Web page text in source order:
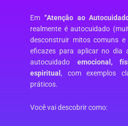
Em “Atenção ao
realmente é autocuidado
desconstruir mitos comuns
eficazes para aplicar no dia
autocuidado emocional,
espiritual , com exemplos
práticos.
Você vai descobrir como: